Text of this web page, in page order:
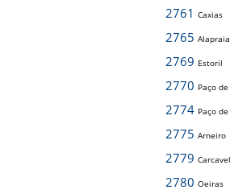
2761 Caxias
2765 Alapraia
2769 Estoril
2770 Paço
2774 Paço
2775 Arneiro
2779
2780 Oeiras